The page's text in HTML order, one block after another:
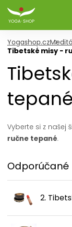
Yogashop.cz
Tibetské misy -
tepané
Vyberte si z našej
ručne tepané.
2.